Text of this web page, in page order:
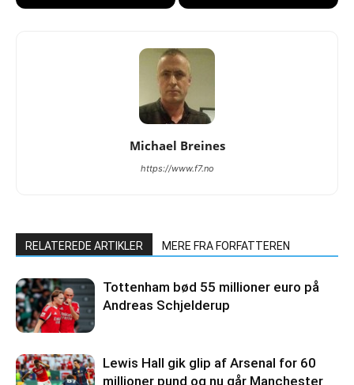
Michael Breines
https://www.f7.no
RELATEREDE ARTIKLER MERE FRA FORFATTEREN
Tottenham bød 55 millioner euro på
Andreas Schjelderup
Lewis Hall gik glip af Arsenal for 60
millioner pund og nu går Manchester